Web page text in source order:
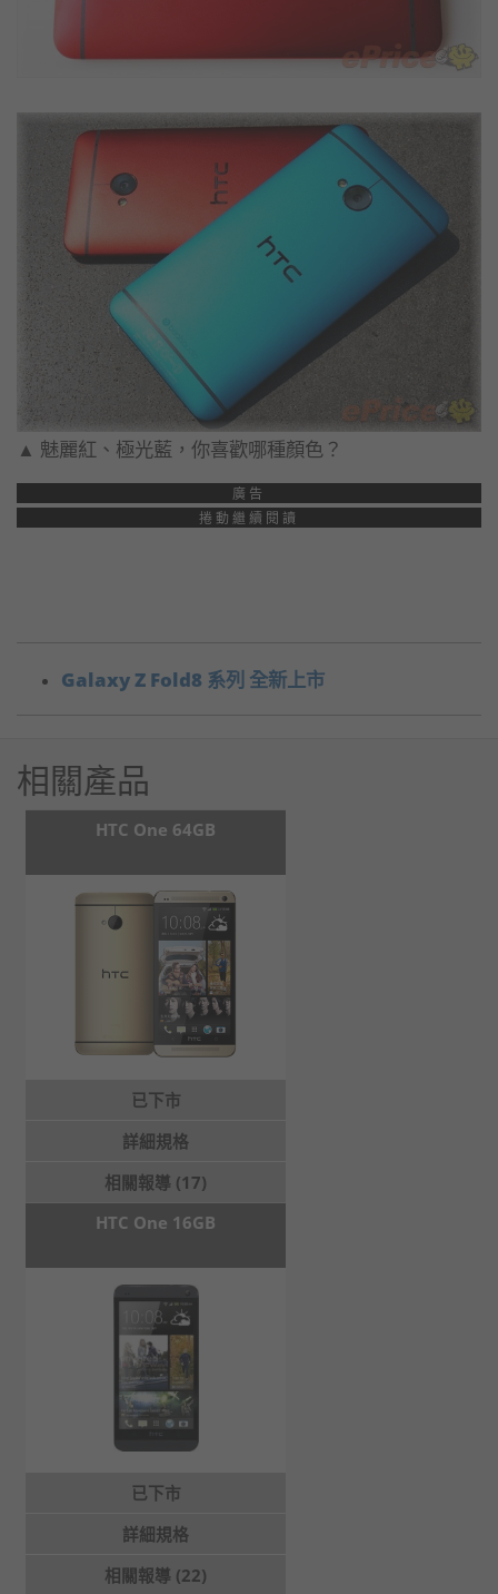
▲ 魅麗紅、極光藍，你喜歡哪種顏色？
廣告
捲動繼續閱讀
Galaxy Z Fold8 系列 全新上市
相關產品
HTC One 64GB
已下市
詳細規格
相關報導 (17)
HTC One 16GB
已下市
詳細規格
相關報導 (22)